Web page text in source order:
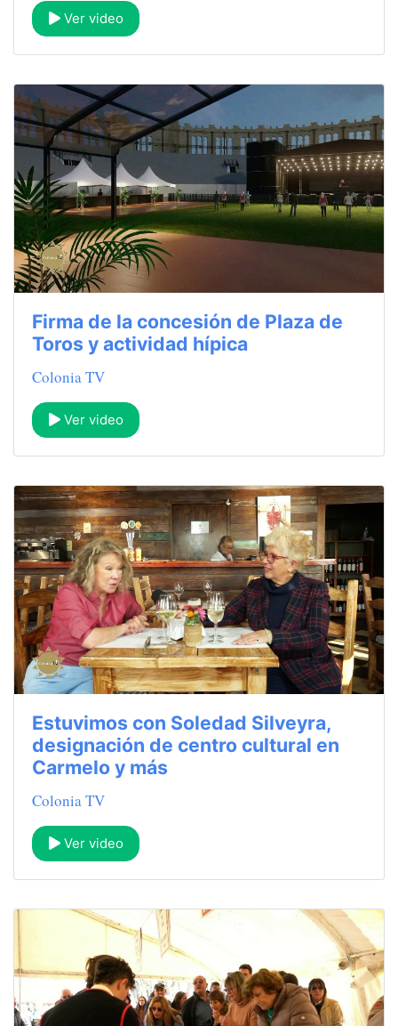
Ver video
Firma de la concesión de Plaza de
Toros y actividad hípica
Colonia TV
Ver video
Estuvimos con Soledad Silveyra,
designación de centro cultural en
Carmelo y más
Colonia TV
Ver video